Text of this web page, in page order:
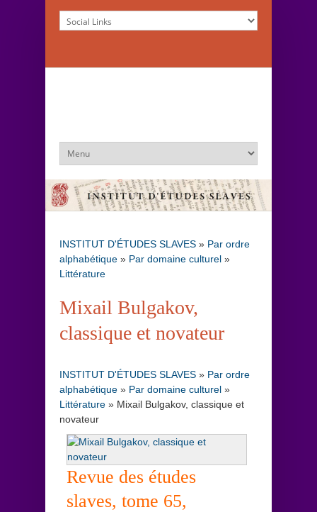
INSTITUT D'ÉTUDES SLAVES » Par ordre
alphabétique » Par domaine culturel »
Littérature
Mixail Bulgakov,
classique et novateur
INSTITUT D'ÉTUDES SLAVES » Par ordre
alphabétique » Par domaine culturel »
Littérature » Mixail Bulgakov, classique et
novateur
Revue des études
slaves, tome 65,